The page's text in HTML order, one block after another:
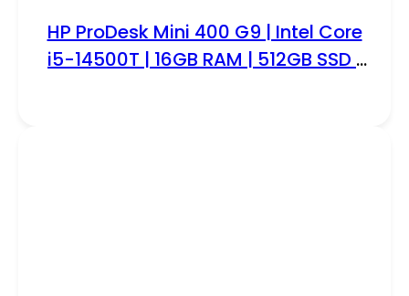
HP ProDesk Mini 400 G9 | Intel Core
i5-14500T | 16GB RAM | 512GB SSD |